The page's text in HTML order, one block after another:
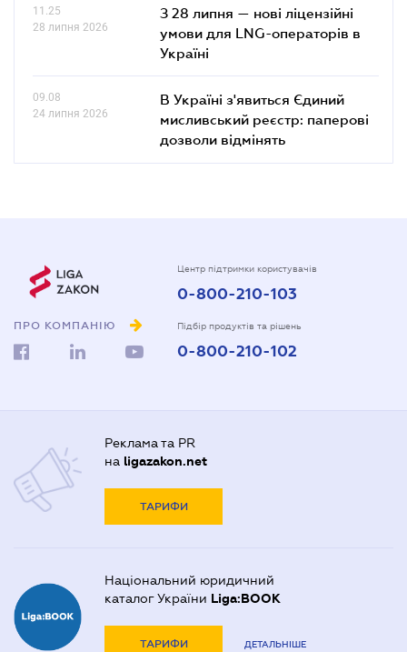
11.25
28 липня 2026
З 28 липня — нові ліцензійні
умови для LNG-операторів в
Україні
09.08
24 липня 2026
В Україні з'явиться Єдиний
мисливський реєстр: паперові
дозволи відмінять
ПРО КОМПАНІЮ
Центр підтримки користувачів
0-800-210-103
Підбір продуктів та рішень
0-800-210-102
Реклама та PR
на ligazakon.net
ТАРИФИ
Національний юридичний
каталог України Liga:BOOK
ТАРИФИ ДЕТАЛЬНІШЕ